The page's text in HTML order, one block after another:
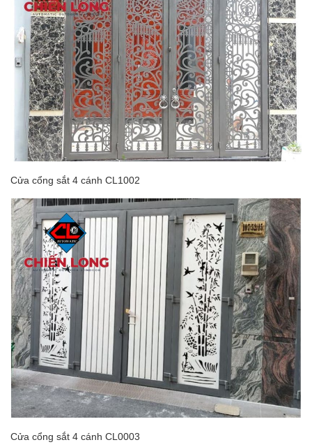
Cửa cổng sắt 4 cánh CL1002
Cửa cổng sắt 4 cánh CL0003